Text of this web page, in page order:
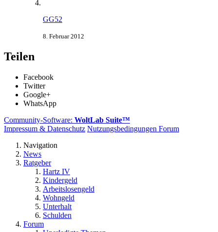
GG52
8. Februar 2012
Teilen
Facebook
Twitter
Google+
WhatsApp
Community-Software: WoltLab Suite™
Impressum & Datenschutz Nutzungsbedingungen Forum
Navigation
News
Ratgeber
Hartz IV
Kindergeld
Arbeitslosengeld
Wohngeld
Unterhalt
Schulden
Forum